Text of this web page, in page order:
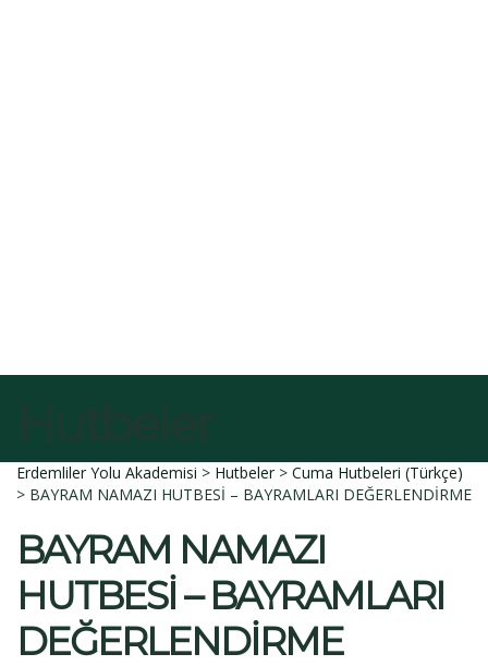
Erdemliler Yolu Akademisi > Hutbeler> Cuma Hutbeleri (Türkçe)
> BAYRAM NAMAZI HUTBESİ – BAYRAMLARI DEĞERLENDİRME
BAYRAM NAMAZI
HUTBESİ – BAYRAMLARI
DEĞERLENDİRME